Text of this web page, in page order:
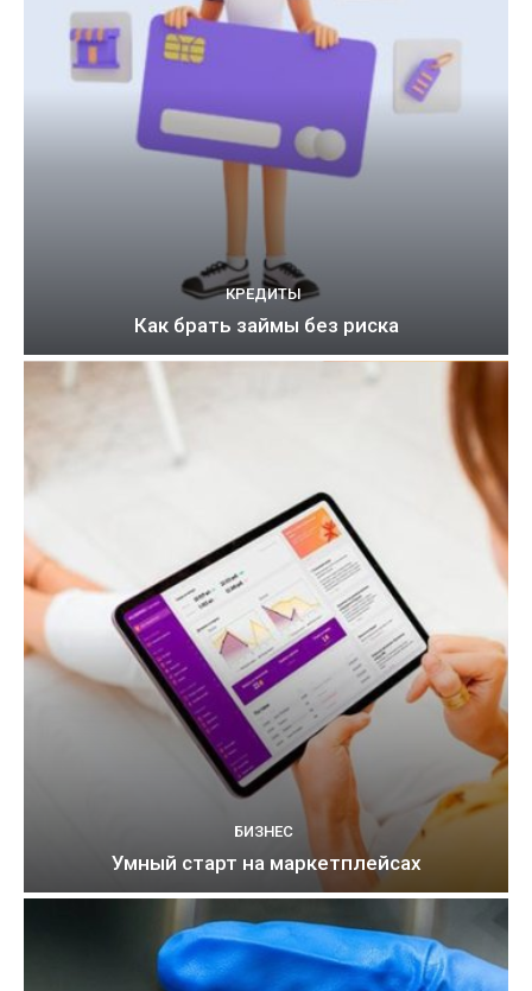
КРЕДИТЫ
Как брать займы без риска
БИЗНЕС
Умный старт на маркетплейсах